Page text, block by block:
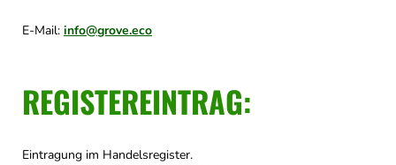
E-Mail: info@grove.eco
REGISTEREINTRAG:
Eintragung im Handelsregister.